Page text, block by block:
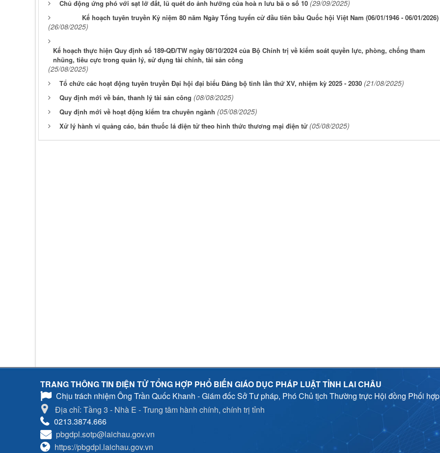
Chủ động ứng phó với sạt lở đất, lũ quét do ảnh hưởng của hoà n lưu bã o số 10 (29/09/2025)
Kế hoạch tuyên truyền Kỷ niệm 80 năm Ngày Tổng tuyển cử đầu tiên bầu Quốc hội Việt Nam (06/01/1946 - 06/01/2026)
(26/08/2025)
Kế hoạch thực hiện Quy định số 189-QĐ/TW ngày 08/10/2024 của Bộ Chính trị về kiểm soát quyền lực, phòng, chống tham
nhũng, tiêu cực trong quản lý, sử dụng tài chính, tài sản công
(25/08/2025)
Tổ chức các hoạt động tuyên truyền Đại hội đại biểu Đảng bộ tỉnh lần thứ XV, nhiệm kỳ 2025 - 2030 (21/08/2025)
Quy định mới về bán, thanh lý tài sản công (08/08/2025)
Quy định mới về hoạt động kiểm tra chuyên ngành (05/08/2025)
Xử lý hành vi quảng cáo, bán thuốc lá điện tử theo hình thức thương mại điện tử (05/08/2025)
TRANG THÔNG TIN ĐIỆN TỬ TỔNG HỢP PHỔ BIẾN GIÁO DỤC PHÁP LUẬT TỈNH LAI CHÂU
Chịu trách nhiệmÔng Trần Quốc Khanh - Giám đốc Sở Tư pháp, Phó Chủ tịch Thường trực Hội đồng Phối
Địa chỉ: Tầng 3 - Nhà E - Trung tâm hành chính, chính trị tỉnh
0213.3874.666
pbgdpl.sotp@laichau.gov.vn
https://pbgdpl.laichau.gov.vn